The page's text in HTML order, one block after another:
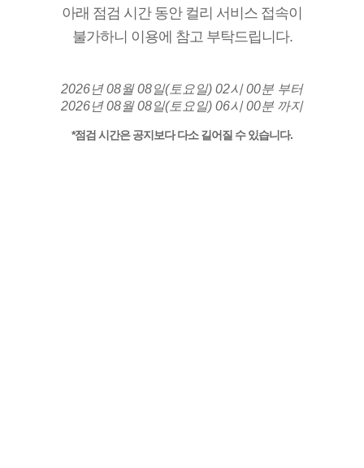
아래 점검 시간 동안 컬리 서비스 접속이
불가하니 이용에 참고 부탁드립니다.
2026년 08월 08일(토요일) 02시 00분 부터
2026년 08월 08일(토요일) 06시 00분 까지
*점검 시간은 공지보다 다소 길어질 수 있습니다.